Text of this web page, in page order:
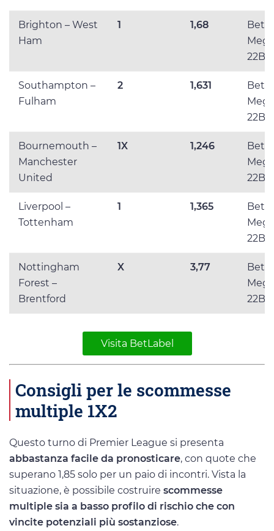
Brighton – West
Ham
1 1,68
Southampton –
Fulham
2 1,631
Bournemouth –
Manchester
United
1X 1,246
Liverpool –
Tottenham
1 1,365
Nottingham
Forest –
Brentford
X 3,77
Visita BetLabel
Consigli per le scommesse
multiple 1X2
Questo turno di Premier League si presenta
abbastanza facile da pronosticare, con quote che
superano 1,85 solo per un paio di incontri. Vista la
situazione, è possibile costruire scommesse
multiple sia a basso profilo di rischio che con
vincite potenziali più sostanziose.